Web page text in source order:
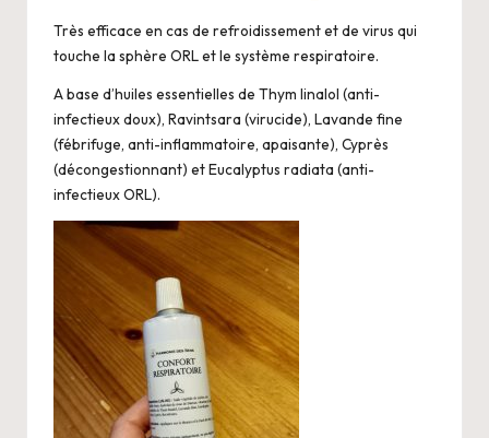
o
Très efficace en cas de refroidissement et de virus qui
touche la sphère ORL et le système respiratoire.
A base d’huiles essentielles de Thym linalol (anti-
infectieux doux), Ravintsara (virucide), Lavande fine
(fébrifuge, anti-inflammatoire, apaisante), Cyprès
(décongestionnant) et Eucalyptus radiata (anti-
infectieux ORL).